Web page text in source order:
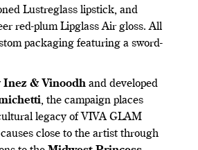
Lustreglass lipstick, and
red-plum Lipglass Air gloss. All
packaging featuring a sword-
Inez & Vinoodh and developed
, the campaign places
legacy of VIVA GLAM
close to the artist through